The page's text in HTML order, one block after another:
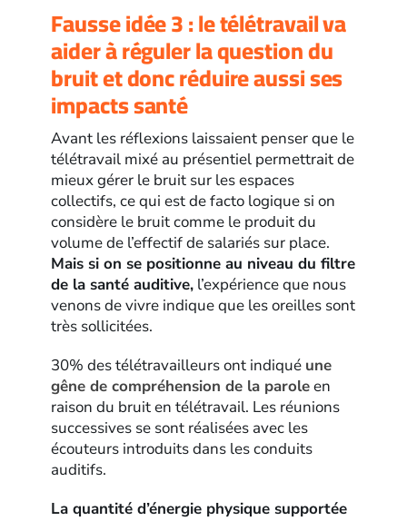
Fausse idée 3 : le télétravail va
aider à réguler la question du
bruit et donc réduire aussi ses
impacts santé
Avant les réflexions laissaient penser que le
télétravail mixé au présentiel permettrait de
mieux gérer le bruit sur les espaces
collectifs, ce qui est de facto logique si on
considère le bruit comme le produit du
volume de l’effectif de salariés sur place.
Mais si on se positionne au niveau du filtre
de la santé auditive, l’expérience que nous
venons de vivre indique que les oreilles sont
très sollicitées.
30% des télétravailleurs ont indiqué une
gêne de compréhension de la paroleen
raison du bruit en télétravail. Les réunions
successives se sont réalisées avec les
écouteurs introduits dans les conduits
auditifs.
La quantité d’énergie physique supportée